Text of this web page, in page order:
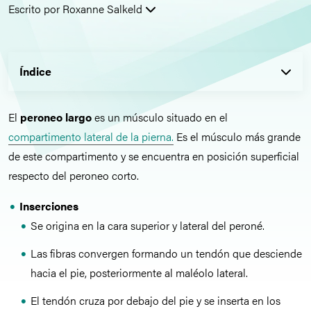
Escrito por Roxanne Salkeld
Índice
El peroneo largoes un músculo situado en el
compartimento lateral de la pierna. Es el músculo más grande
de este compartimento y se encuentra en posición superficial
respecto del peroneo corto.
Inserciones
Se origina en la cara superior y lateral del peroné.
Las fibras convergen formando un tendón que desciende
hacia el pie, posteriormente al maléolo lateral.
El tendón cruza por debajo del pie y se inserta en los